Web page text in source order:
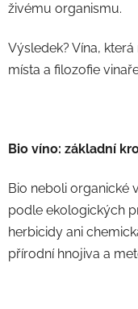
živému organismu.
Výsledek? Vína,
místa a filozofie
Bio víno: základní
Bio neboli organické
podle ekologických
herbicidy ani
přírodní hnojiva a